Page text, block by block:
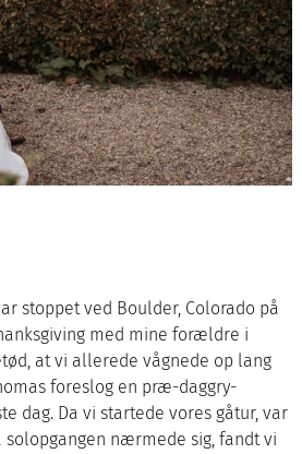
stoppet ved Boulder, Colorado på
med mine forældre i
at vi allerede vågnede op lang
foreslog en præ-daggry-
dag. Da vi startede vores gåtur, var
solopgangen nærmede sig, fandt vi